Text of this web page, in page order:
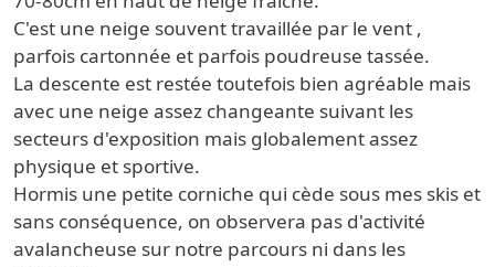
C'est une neige souvent travaillée par le vent ,
parfois cartonnée et parfois poudreuse tassée.
La descente est restée toutefois bien agréable mais
avec une neige assez changeante suivant les
secteurs d'exposition mais globalement assez
physique et sportive.
Hormis une petite corniche qui cède sous mes skis et
sans conséquence, on observera pas d'activité
avalancheuse sur notre parcours ni dans les